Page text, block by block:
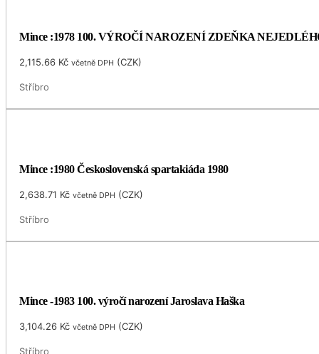
Mince :1978 100. VÝROČÍ NAROZENÍ ZDEŇKA
2,115.66 Kč včetně DPH (CZK)
Stříbro
Mince :1980 Československá spartakiáda 1980
2,638.71 Kč včetně DPH (CZK)
Stříbro
Mince -1983 100. výročí narození Jaroslava Haška
3,104.26 Kč včetně DPH (CZK)
Stříbro